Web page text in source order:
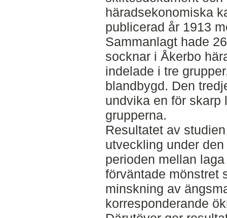
häradsekonomiska
publicerad år 1913
Sammanlagt hade
socknar i Åkerbo
indelade i tre
blandbygd. Den
undvika en för skarp
grupperna.
Resultatet av
utveckling under
perioden mellan
förväntade mönstret
minskning av
korresponderande